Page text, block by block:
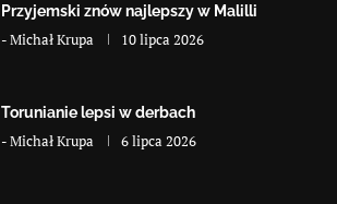
Przyjemski znów najlepszy w Malilli
-Michał Krupa 10 lipca 2026
Torunianie lepsi w derbach
-Michał Krupa 6 lipca 2026